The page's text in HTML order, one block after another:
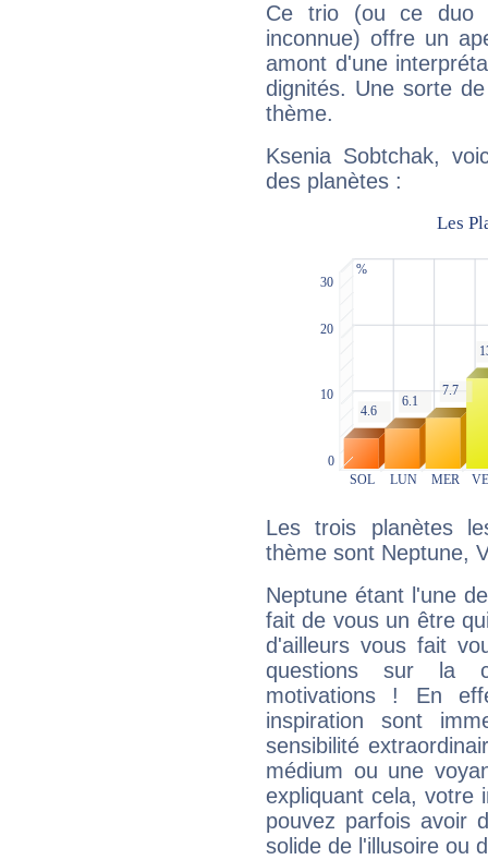
Ce trio (ou ce duo
inconnue) offre un
amont d'une
dignités. Une sorte
thème.
Ksenia Sobtchak,
des planètes :
Les trois planètes
thème sont Neptune,
Neptune étant l'une
fait de vous un être
d'ailleurs vous fait
questions sur la
motivations ! En
inspiration sont
sensibilité
médium ou une
expliquant cela, votre
pouvez parfois avoir
solide de l'illusoire ou